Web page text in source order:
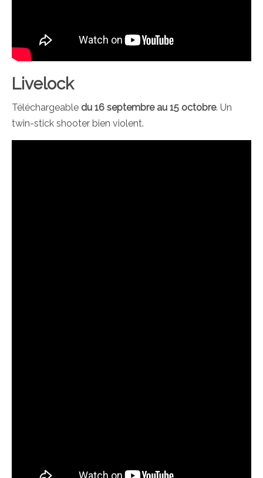
Livelock
Téléchargeable du 16 septembre au 15 octobre. Un
twin-stick shooter bien violent.